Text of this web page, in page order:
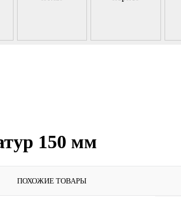
150 мм
ПОХОЖИЕ ТОВАРЫ